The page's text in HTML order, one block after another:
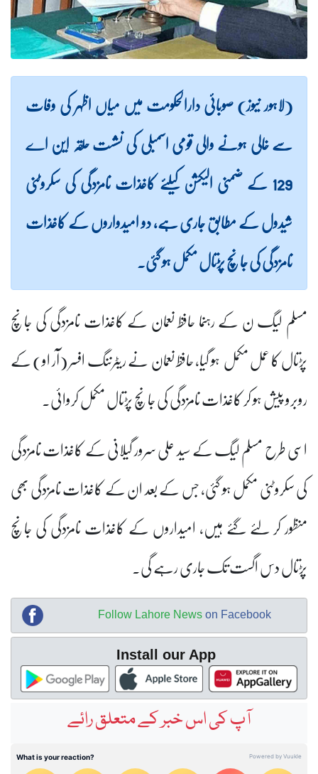
(لاہور نیوز) صوبائی دارالحکومت میں میاں اظہر کی وفات
سے خالی ہونے والی قومی اسمبلی کی نشست حلقہ این اے
129 کے ضمنی الیکشن کیلئے کاغذات نامزدگی کی سکروٹنی
شیدول کے مطابق جاری ہے، دو امیدواروں کے کاغذات
نامزدگی کی جانچ پڑتال مکمل ہو گئی۔
مسلم لیگ ن کے رہنما حافظ نعمان کے کاغذات نامزدگی کی جانچ
پڑتال کا عمل مکمل ہو گیا، حافظ نعمان نے ریٹرننگ افسر (آر او) کے
روبرو پیش ہو کر کاغذات نامزدگی کی جانچ پڑتال مکمل کروائی۔
اسی طرح مسلم لیگ کے سید علی سرور گیلانی کے کاغذات نامزدگی
کی سکروٹنی مکمل ہو گئی، جس کے بعد ان کے کاغذات نامزدگی بھی
منظور کر لئے گئے ہیں، امیداروں کے کاغذات نامزدگی کی جانچ
پڑتال دس اگست تک جاری رہے گی۔
Follow Lahore News on Facebook
Install our App
آپ کی اس خبر کے متعلق رائے